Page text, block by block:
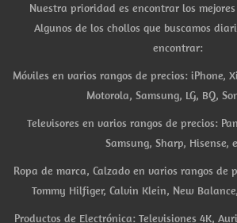
Nuestra prioridad es encontrar los
Algunos de los chollos que buscamos
encontrar:
Móviles en varios rangos de precios: iPhone,
Motorola, Samsung, LG, BQ,
Televisores en varios rangos de precios:
Samsung, Sharp, Hisense,
Ropa de marca, Calzado en varios rangos de
Tommy Hilfiger, Calvin Klein, New
Productos de Electrónica: Televisiones 4K,